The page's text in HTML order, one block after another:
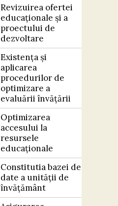
Revizuirea ofertei
educaționale și a
proectului de
dezvoltare
Existența și
aplicarea
procedurilor de
optimizare a
evaluării învățării
Optimizarea
accesului la
resursele
educaționale
Constitutia bazei de
date a unității de
învățământ